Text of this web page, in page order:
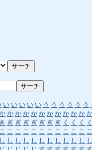
い い い い い う う う う う う
か か か か か か か か か か
き ぎ ぎ ぎ ぎ ぎ ぎ ぎ く く く く
こ こ こ こ こ こ こ こ こ こ こ こ
し し し し し し し し し し し し